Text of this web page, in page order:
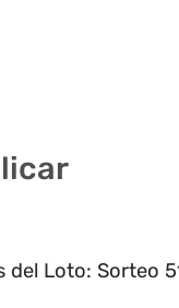
del Loto: Sorteo